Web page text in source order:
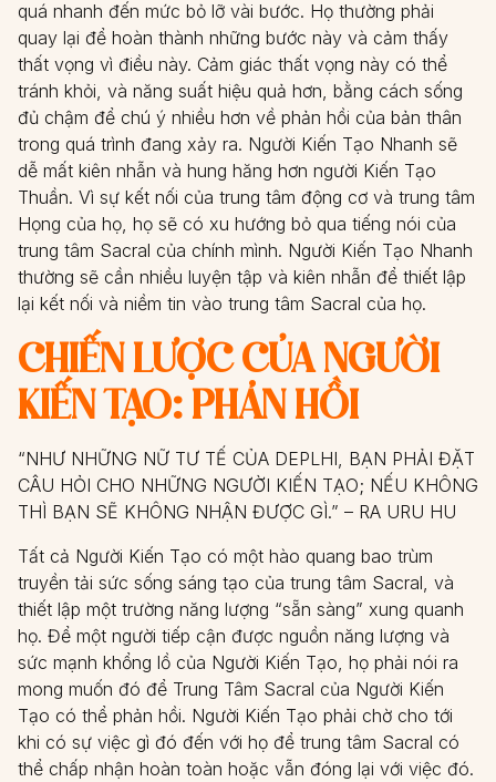
quá nhanh đến mức bỏ lỡ vài bước. Họ thường phải
quay lại để hoàn thành những bước này và cảm thấy
thất vọng vì điều này. Cảm giác thất vọng này có thể
tránh khỏi, và năng suất hiệu quả hơn, bằng cách sống
đủ chậm để chú ý nhiều hơn về phản hồi của bản thân
trong quá trình đang xảy ra. Người Kiến Tạo Nhanh sẽ
dễ mất kiên nhẫn và hung hăng hơn người Kiến Tạo
Thuần. Vì sự kết nối của trung tâm động cơ và trung tâm
Họng của họ, họ sẽ có xu hướng bỏ qua tiếng nói của
trung tâm Sacral của chính mình. Người Kiến Tạo Nhanh
thường sẽ cần nhiều luyện tập và kiên nhẫn để thiết lập
lại kết nối và niềm tin vào trung tâm Sacral của họ.
CHIẾN LƯỢC CỦA NGƯỜI
KIẾN TẠO: PHẢN HỒI
“NHƯ NHỮNG NỮ TƯ TẾ CỦA DEPLHI, BẠN PHẢI ĐẶT
CÂU HỎI CHO NHỮNG NGƯỜI KIẾN TẠO; NẾU KHÔNG
THÌ BẠN SẼ KHÔNG NHẬN ĐƯỢC GÌ.” – RA URU HU
Tất cả Người Kiến Tạo có một hào quang bao trùm
truyền tải sức sống sáng tạo của trung tâm Sacral, và
thiết lập một trường năng lượng “sẵn sàng” xung quanh
họ. Để một người tiếp cận được nguồn năng lượng và
sức mạnh khổng lồ của Người Kiến Tạo, họ phải nói ra
mong muốn đó để Trung Tâm Sacral của Người Kiến
Tạo có thể phản hồi. Người Kiến Tạo phải chờ cho tới
khi có sự việc gì đó đến với họ để trung tâm Sacral có
thể chấp nhận hoàn toàn hoặc vẫn đóng lại với việc đó.